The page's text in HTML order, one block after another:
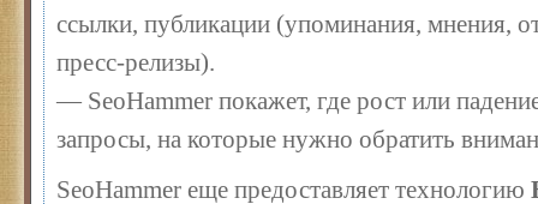
ссылки, публикации (упоминания, мнения,
пресс-релизы).
— SeoHammer покажет, где рост или
запросы, на которые нужно обратить
SeoHammer еще предоставляет технологию